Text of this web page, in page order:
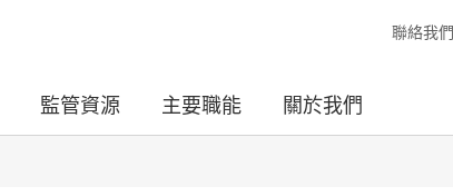
聯絡我們
監管資源 主要職能 關於我們